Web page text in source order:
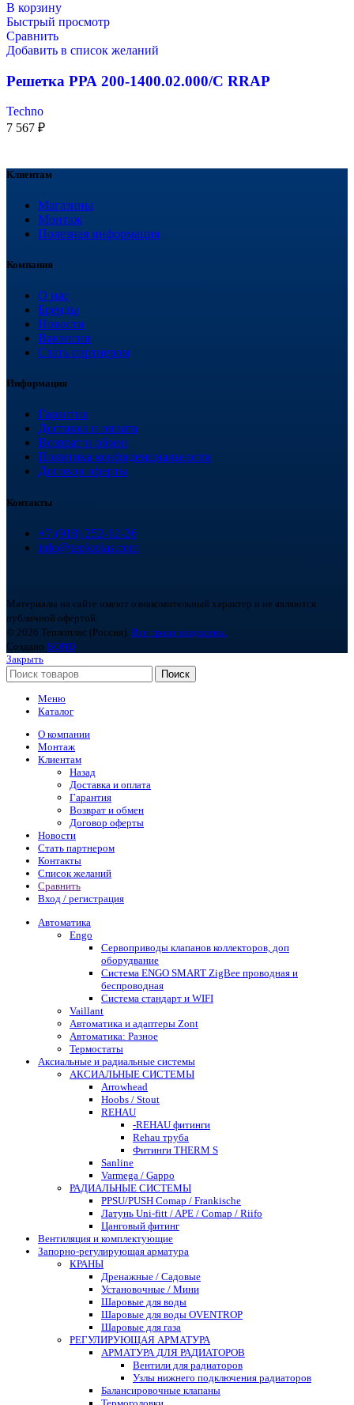
В корзину
Быстрый просмотр
Сравнить
Добавить в список желаний
Решетка РРА 200-1400.02.000/С RRAP
Techno
7 567 ₽
Клиентам
Магазины
Монтаж
Полезная информация
Компания
О нас
Бренды
Новости
Вакансии
Стать партнером
Информация
Гарантия
Доставка и оплата
Возврат и обмен
Политика конфиденциальности
Договор оферты
Контакты
+7 (918) 252-12-26
info@teploplas.com
Материалы на сайте имеют ознакомительный характер и не являются
публичной офертой.
© 2026 Теплоплас (Россия). Все права защищены.
Создано BOND
Закрыть
Поиск
Меню
Каталог
О компании
Монтаж
Клиентам
Назад
Доставка и оплата
Гарантия
Возврат и обмен
Договор оферты
Новости
Стать партнером
Контакты
Список желаний
Сравнить
Вход / регистрация
Автоматика
Engo
Сервоприводы клапанов коллекторов, доп
оборудвание
Система ENGO SMART ZigBee проводная и
беспроводная
Система стандарт и WIFI
Vaillant
Автоматика и адаптеры Zont
Автоматика: Разное
Термостаты
Аксиальные и радиальные системы
АКСИАЛЬНЫЕ СИСТЕМЫ
Arrowhead
Hoobs / Stout
REHAU
-REHAU фитинги
Rehau труба
Фитинги THERM S
Sanline
Varmega / Gappo
РАДИАЛЬНЫЕ СИСТЕМЫ
PPSU/PUSH Comap / Frankische
Латунь Uni-fitt / APE / Comap / Riifo
Цанговый фитинг
Вентиляция и комплектующие
Запорно-регулирующая арматура
КРАНЫ
Дренажные / Садовые
Установочные / Мини
Шаровые для воды
Шаровые для воды OVENTROP
Шаровые для газа
РЕГУЛИРУЮЩАЯ АРМАТУРА
АРМАТУРА ДЛЯ РАДИАТОРОВ
Вентили для радиаторов
Узлы нижнего подключения радиаторов
Балансировочные клапаны